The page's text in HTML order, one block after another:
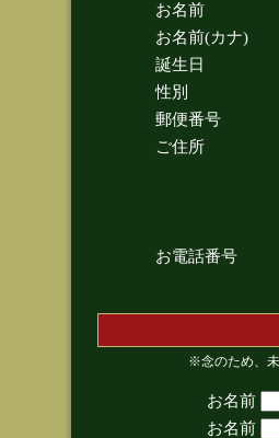
お名前
お名前(カナ)
誕生日
性別
郵便番号
ご住所
お電話番号
※念のため、
お名前
お名前